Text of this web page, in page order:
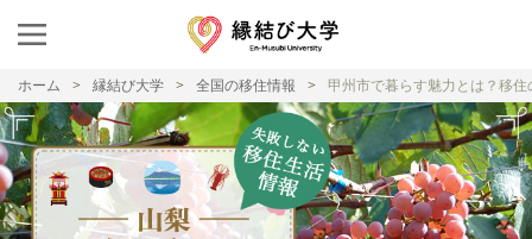
ホーム 縁結び大学 全国の移住情報 甲州市で暮らす魅力とは？移